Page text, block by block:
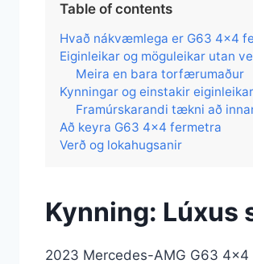
Table of contents
Hvað nákvæmlega er G63 4×4
Eiginleikar og möguleikar utan
Meira en bara torfærumaður
Kynningar og einstakir eiginleikar
Framúrskarandi tækni að
Að keyra G63 4×4 fermetra
Verð og lokahugsanir
Kynning: Lúxus
2023 Mercedes-AMG G63